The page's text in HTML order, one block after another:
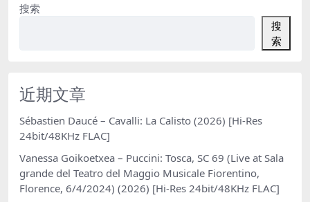
搜索
搜
索
近期文章
Sébastien Daucé – Cavalli: La Calisto (2026) [Hi-Res
24bit/48KHz FLAC]
Vanessa Goikoetxea – Puccini: Tosca, SC 69 (Live at Sala
grande del Teatro del Maggio Musicale Fiorentino,
Florence, 6/4/2024) (2026) [Hi-Res 24bit/48KHz FLAC]